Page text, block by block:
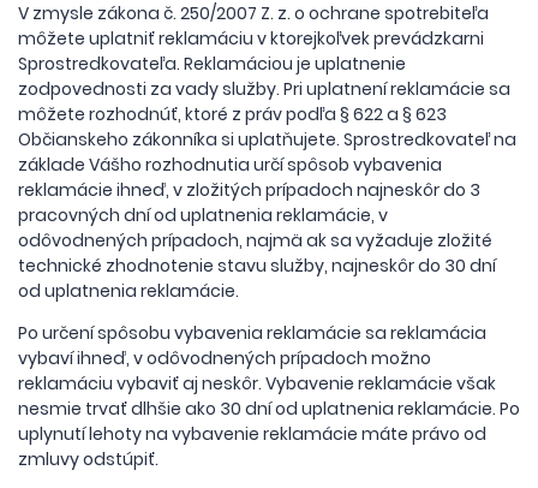
V zmysle zákona č. 250/2007 Z. z. o ochrane spotrebiteľa
môžete uplatniť reklamáciu v ktorejkoľvek prevádzkarni
Sprostredkovateľa. Reklamáciou je uplatnenie
zodpovednosti za vady služby. Pri uplatnení reklamácie sa
môžete rozhodnúť, ktoré z práv podľa § 622 a § 623
Občianskeho zákonníka si uplatňujete. Sprostredkovateľ na
základe Vášho rozhodnutia určí spôsob vybavenia
reklamácie ihneď, v zložitých prípadoch najneskôr do 3
pracovných dní od uplatnenia reklamácie, v
odôvodnených prípadoch, najmä ak sa vyžaduje zložité
technické zhodnotenie stavu služby, najneskôr do 30 dní
od uplatnenia reklamácie.
Po určení spôsobu vybavenia reklamácie sa reklamácia
vybaví ihneď, v odôvodnených prípadoch možno
reklamáciu vybaviť aj neskôr. Vybavenie reklamácie však
nesmie trvať dlhšie ako 30 dní od uplatnenia reklamácie. Po
uplynutí lehoty na vybavenie reklamácie máte právo od
zmluvy odstúpiť.